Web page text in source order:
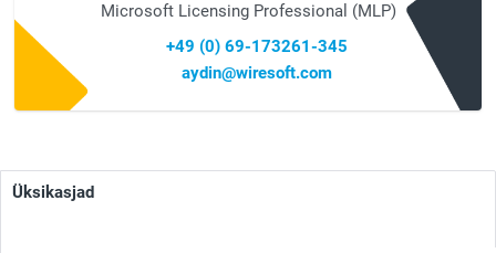
Microsoft Licensing Professional (MLP)
+49 (0) 69-173261-345
aydin@wiresoft.com
Üksikasjad